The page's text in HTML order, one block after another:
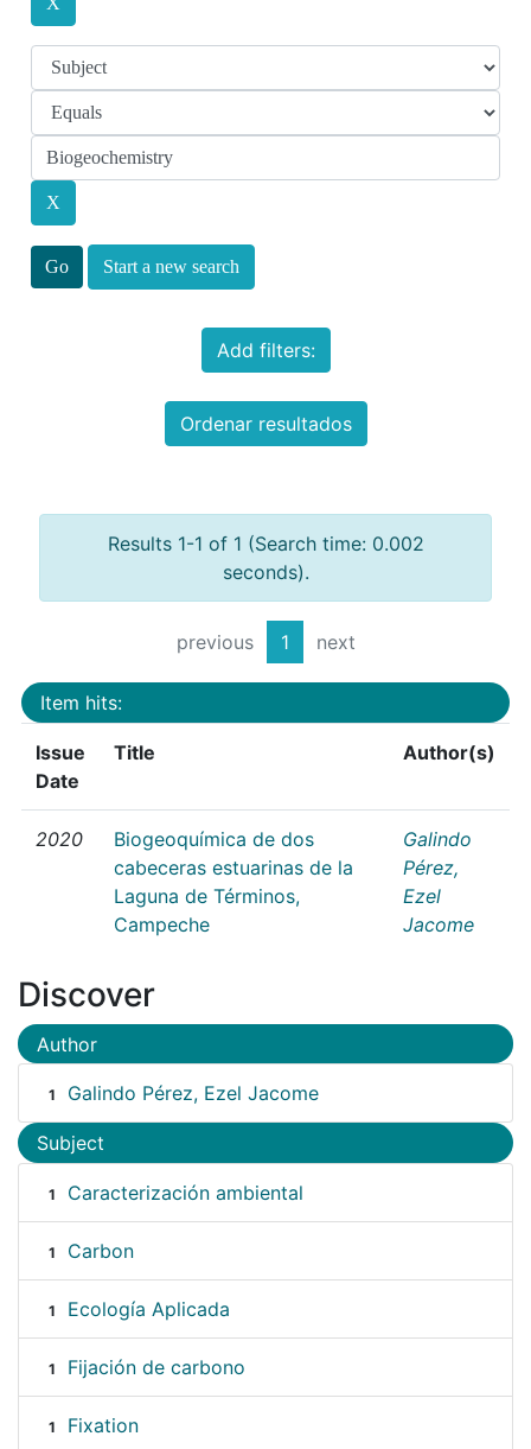
Start a new search
Add filters:
Ordenar resultados
Results 1-1 of 1 (Search time: 0.002
seconds).
previous 1 next
Item hits:
Issue
Date
Title Author(s)
2020
Biogeoquímica de dos
cabeceras estuarinas de la
Laguna de Términos,
Campeche
Galindo
Pérez,
Ezel
Jacome
Discover
Author
1 Galindo Pérez, Ezel Jacome
Subject
1 Caracterización ambiental
1 Carbon
1 Ecología Aplicada
1 Fijación de carbono
1 Fixation